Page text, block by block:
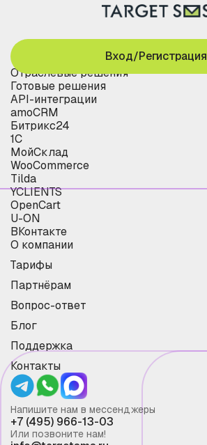
Отраслевые решения
Готовые решения
API-интеграции
amoCRM
Битрикс24
1С
МойСклад
WooCommerce
Tilda
YCLIENTS
OpenCart
U-ON
ВКонтакте
О компании
Тарифы
Партнёрам
Вопрос-ответ
Блог
Поддержка
Контакты
Вход/Регистрация
Напишите нам в мессенджеры
+7 (495) 966-13-03
Или позвоните нам!